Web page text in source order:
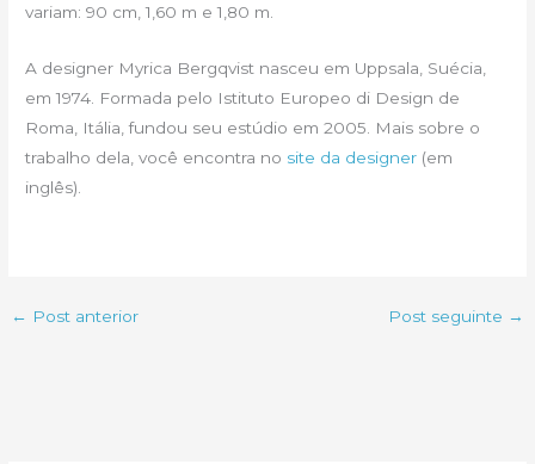
variam: 90 cm, 1,60 m e 1,80 m.
A designer Myrica Bergqvist nasceu em Uppsala, Suécia,
em 1974. Formada pelo Istituto Europeo di Design de
Roma, Itália, fundou seu estúdio em 2005. Mais sobre o
trabalho dela, você encontra no site da designer (em
inglês).
← Post anterior Post seguinte →